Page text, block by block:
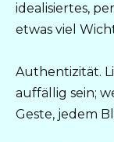
idealisiertes,
etwas viel
Authentizität.
auffällig sein;
Geste, jedem